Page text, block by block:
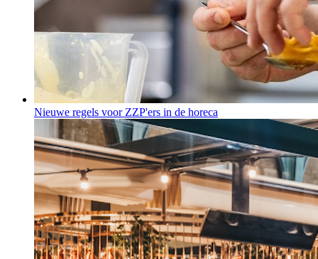
Nieuwe regels voor ZZP'ers in de horeca